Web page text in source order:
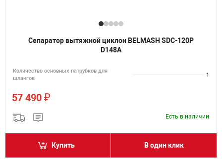
Сепаратор вытяжной циклон BELMASH SDC-120P
D148A
Количество основных патрубков для
шлангов
1
57 490 ₽
Есть в наличии
Купить В один клик